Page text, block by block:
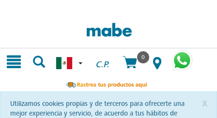
C.P.
0
x
Utilizamos cookies propias y de terceros para ofrecerte una
mejor experiencia y servicio, de acuerdo a tus hábitos de